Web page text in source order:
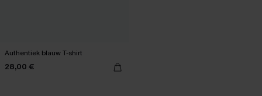
Authentiek blauw T-shirt
28,00 €